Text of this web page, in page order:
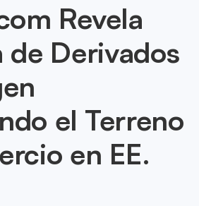
Revela
de Derivados
el Terreno
en EE.